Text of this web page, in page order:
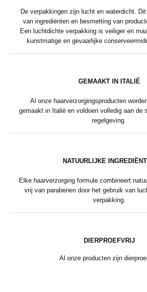
De verpakkingen zijn lucht en waterdicht.
van ingrediënten en besmetting van
Een luchtdichte verpakking is veiliger en
kunstmatige en gevaarlijke
GEMAAKT IN ITALIË
Al onze haarverzorgingsproducten
gemaakt in Italië en voldoen volledig aan de
regelgeving.
NATUURLIJKE
Elke haarverzorging formule combineert
vrij van parabenen door het gebruik van
verpakking.
DIERPROEFVRIJ
Al onze producten zijn